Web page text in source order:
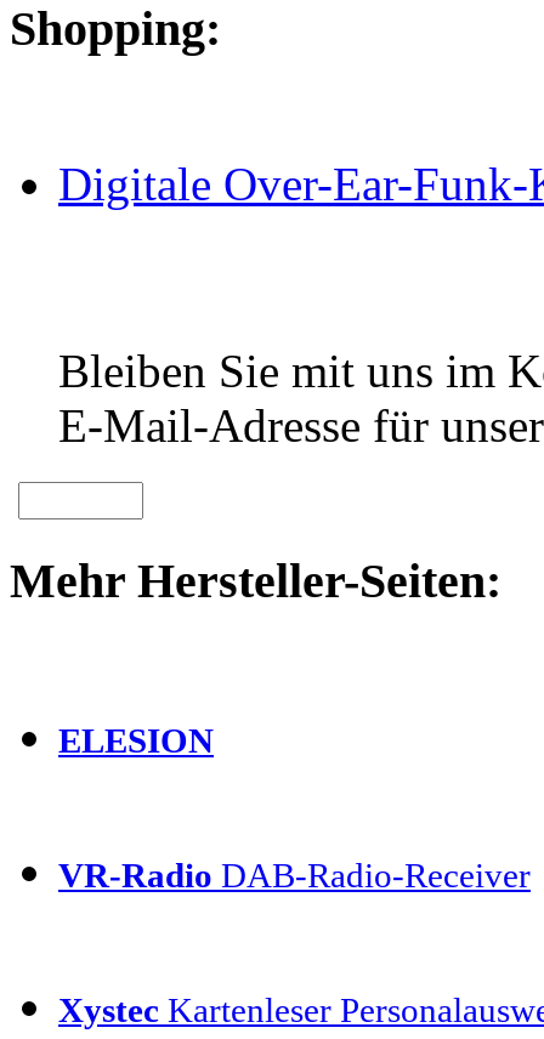
Shopping:
Digitale Over-Ear-
Bleiben Sie mit uns im
E-Mail-Adresse für
Mehr Hersteller-Seiten:
ELESION
VR-Radio DAB-Radio-Receiver
Xystec Kartenleser